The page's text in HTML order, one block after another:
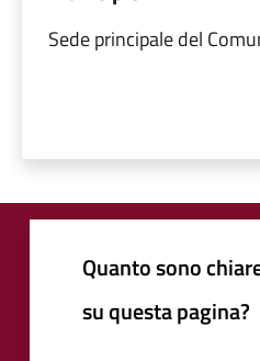
Sede principale del
Quanto sono
su questa pagina?